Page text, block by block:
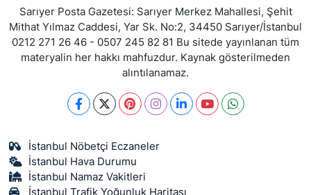
Sarıyer Posta Gazetesi: Sarıyer Merkez Mahallesi, Şehit
Mithat Yılmaz Caddesi, Yar Sk. No:2, 34450 Sarıyer/İstanbul
0212 271 26 46 - 0507 245 82 81 Bu sitede yayınlanan tüm
materyalin her hakkı mahfuzdur. Kaynak gösterilmeden
alıntılanamaz.
İstanbul Nöbetçi Eczaneler
İstanbul Hava Durumu
İstanbul Namaz Vakitleri
İstanbul Trafik Yoğunluk Haritası